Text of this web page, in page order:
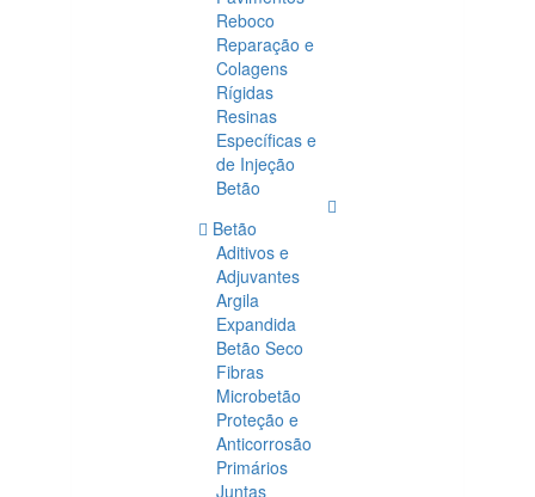
Reboco
Reparação e
Colagens
Rígidas
Resinas
Específicas e
de Injeção
Betão
Betão
Aditivos e
Adjuvantes
Argila
Expandida
Betão Seco
Fibras
Microbetão
Proteção e
Anticorrosão
Primários
Juntas